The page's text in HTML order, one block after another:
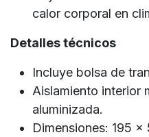
calor corporal en
Detalles técnicos
Incluye bolsa de
Aislamiento interior
aluminizada.
Dimensiones: 195 x